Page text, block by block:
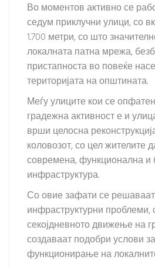
Во моментов активно се
седум приклучни улици, со
1.700 метри, со што
локалната патна мрежа,
пристапноста во повеќе
територијата на општината.
Меѓу улиците кои се
градежна активност е и
врши целосна
коловозот, со цел жителите
современа, функционална и
инфраструктура.
Со овие зафати се
инфраструктурни проблеми,
секојдневното движење на
создаваат подобри услови
функционирање на